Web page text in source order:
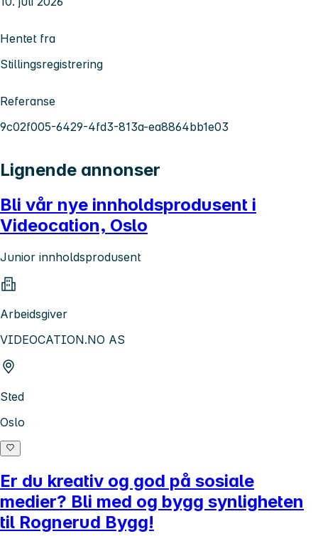
Hentet fra
Stillingsregistrering
Referanse
9c02f005-6429-4fd3-813a-ea8864bb1e03
Lignende annonser
Bli vår nye innholdsprodusent i
Videocation, Oslo
Junior innholdsprodusent
Arbeidsgiver
VIDEOCATION.NO AS
Sted
Oslo
Er du kreativ og god på sosiale
medier? Bli med og bygg synligheten
til Rognerud Bygg!